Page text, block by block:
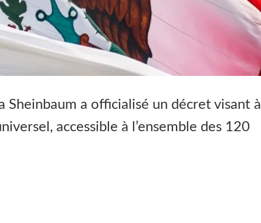
Sheinbaum a officialisé un décret visant à
accessible à l’ensemble des 120